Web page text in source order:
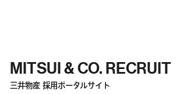
MITSUI & CO. RECRUIT
三井物産 採用ポータルサイト